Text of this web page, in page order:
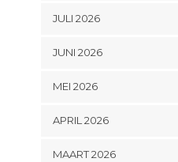
JULI 2026
JUNI 2026
MEI 2026
APRIL 2026
MAART 2026